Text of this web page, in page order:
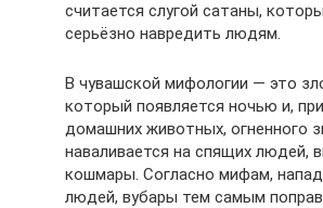
считается слугой сатаны,
серьёзно навредить людям.
В чувашской мифологии — это
который появляется ночью и,
домашних животных, огненного
наваливается на спящих людей,
кошмары. Согласно мифам,
людей, вубары тем самым